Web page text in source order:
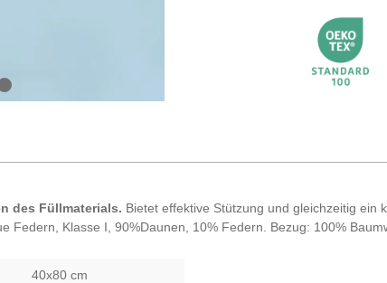
des Füllmaterials. Bietet effektive Stützung und gleichzeitig
Federn, Klasse I, 90%Daunen, 10% Federn. Bezug: 100%
40x80 cm